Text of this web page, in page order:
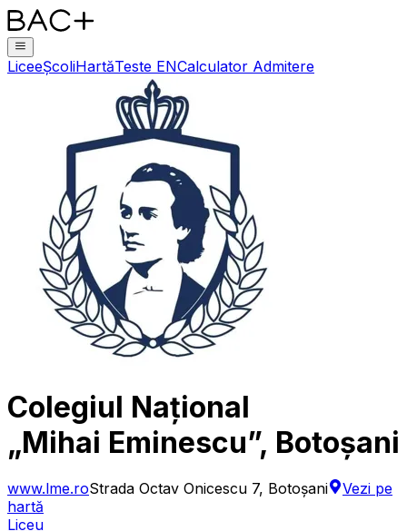
LiceeȘcoliHartăTeste ENCalculator Admitere
Colegiul Național
„Mihai Eminescu”, Botoșani
www.lme.roStrada Octav Onicescu 7, Botoșani
Vezi pe
hartă
Liceu